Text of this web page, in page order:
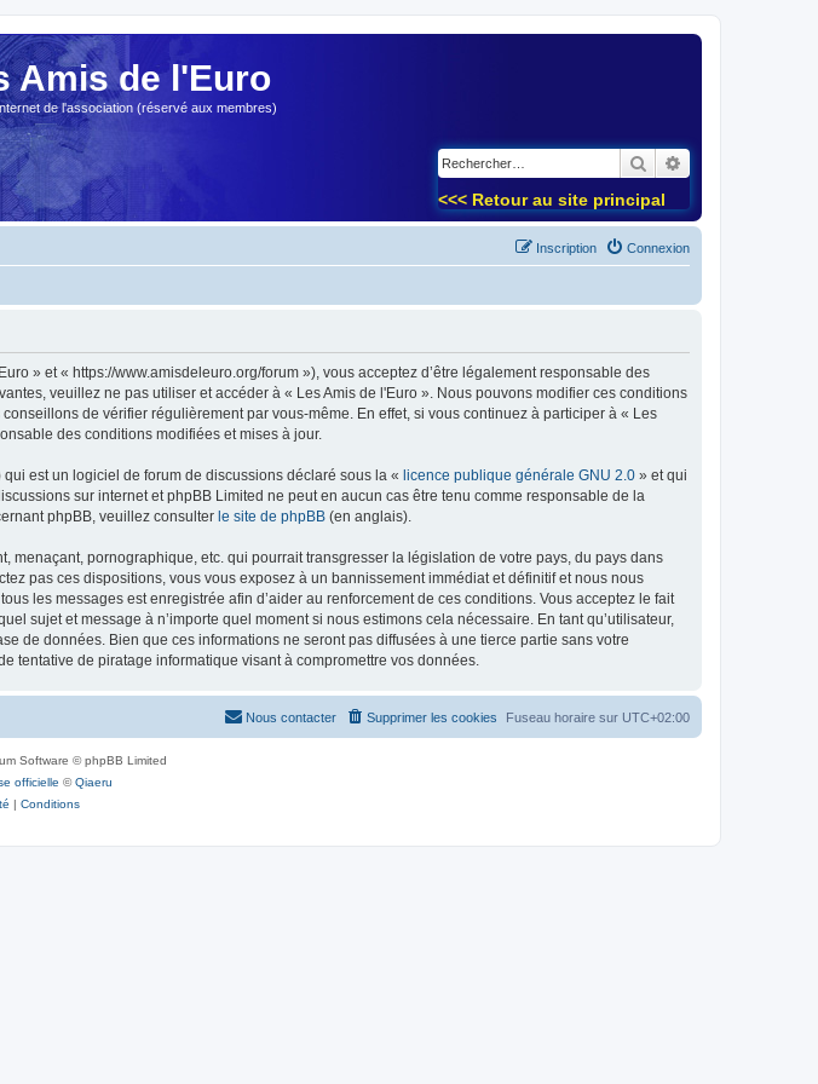
Amis de l'Euro
de l'association (réservé aux membres)
Rechercher
<<< Retour au site principal
Connexion
Inscription
» et « https://www.amisdeleuro.org/forum »), vous acceptez d’être légalement responsable des
veuillez ne pas utiliser et accéder à « Les Amis de l'Euro ». Nous pouvons modifier ces conditions
de vérifier régulièrement par vous-même. En effet, si vous continuez à participer à « Les
des conditions modifiées et mises à jour.
est un logiciel de forum de discussions déclaré sous la « licence publique générale GNU 2.0 » et qui
sur internet et phpBB Limited ne peut en aucun cas être tenu comme responsable de la
phpBB, veuillez consulter le site de phpBB (en anglais).
pornographique, etc. qui pourrait transgresser la législation de votre pays, du pays dans
pas ces dispositions, vous vous exposez à un bannissement immédiat et définitif et nous nous
les messages est enregistrée afin d’aider au renforcement de ces conditions. Vous acceptez le fait
sujet et message à n’importe quel moment si nous estimons cela nécessaire. En tant qu’utilisateur,
de données. Bien que ces informations ne seront pas diffusées à une tierce partie sans votre
tentative de piratage informatique visant à compromettre vos données.
Fuseau horaire sur UTC+02:00
Supprimer les cookies
Nous contacter
Software © phpBB Limited
officielle ©Qiaeru
| Conditions